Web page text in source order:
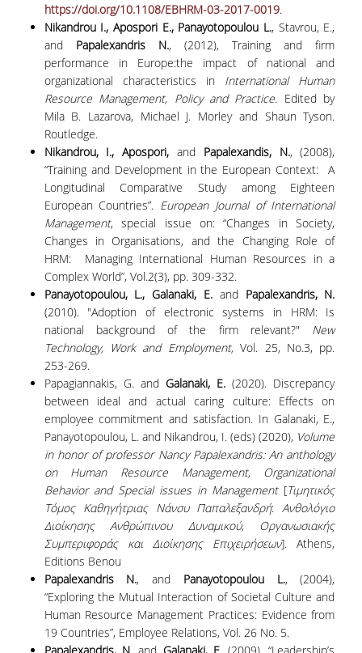
https://doi.org/10.1108/EBHRM-03-2017-0019.
Nikandrou I., Apospori E., Panayotopoulou L., Stavrou, E.,
and Papalexandris N., (2012), Training and firm
performance in Europe:the impact of national and
organizational characteristics in International Human
Resource Management, Policy and Practice. Edited by
Mila B. Lazarova, Michael J. Morley and Shaun Tyson.
Routledge.
Nikandrou, I., Apospori, and Papalexandis, N., (2008),
“Training and Development in the European Context: A
Longitudinal Comparative Study among Eighteen
European Countries”. European Journal of International
Management, special issue on: “Changes in Society,
Changes in Organisations, and the Changing Role of
HRM: Managing International Human Resources in a
Complex World”, Vol.2(3), pp. 309-332.
Panayotopoulou, L., Galanaki, E. and Papalexandris, N.
(2010). "Adoption of electronic systems in HRM: Is
national background of the firm relevant?" New
Technology, Work and Employment,Vol. 25, No.3, pp.
253-269.
Papagiannakis, G. and Galanaki, E. (2020). Discrepancy
between ideal and actual caring culture: Effects on
employee commitment and satisfaction. In Galanaki, E.,
Panayotopoulou, L. and Nikandrou, I. (eds) (2020), Volume
in honor of professor Nancy Papalexandris: An anthology
on Human Resource Management, Organizational
Behavior and Special issues in Management[Τιμητικός
Τόμος
Καθηγήτριας Νάνσυ Παπαλεξανδρή:Ανθολόγιο
Διοίκησης
Ανθρώπινου Δυναμικού, Οργανωσιακής
Συμπεριφοράς
και Διοίκησης Επιχειρήσεων]. Athens,
Editions Benou
Papalexandris N., and Panayotopoulou L., (2004),
“Exploring the Mutual Interaction of Societal Culture and
Human Resource Management Practices: Evidence from
19 Countries”, Employee Relations, Vol. 26 No. 5.